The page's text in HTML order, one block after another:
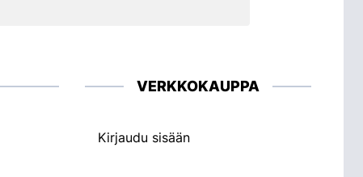
VERKKOKAUPPA
Kirjaudu sisään